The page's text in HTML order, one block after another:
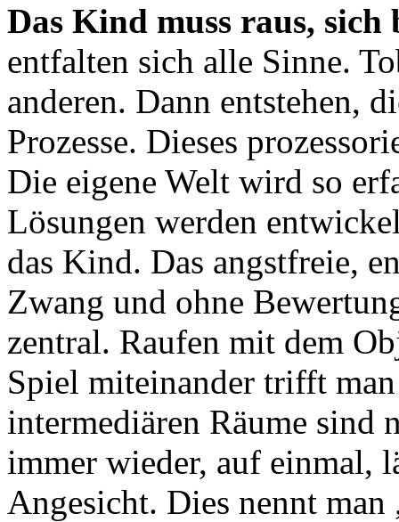
Das Kind muss raus, sich
entfalten sich alle Sinne.
anderen. Dann entstehen,
Prozesse. Dieses
Die eigene Welt wird so
Lösungen werden
das Kind. Das angstfreie,
Zwang und ohne
zentral. Raufen mit dem
Spiel miteinander trifft
intermediären Räume sind
immer wieder, auf einmal,
Angesicht. Dies nennt